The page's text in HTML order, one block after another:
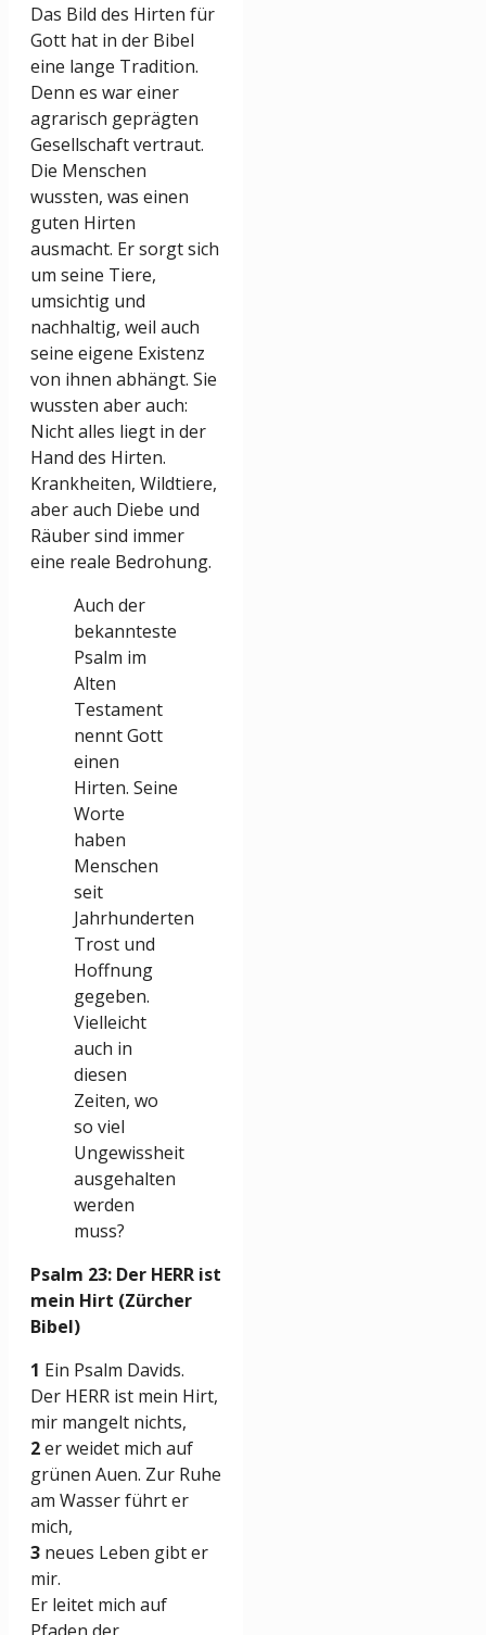
Das Bild des Hirten für
Gott hat in der Bibel
eine lange Tradition.
Denn es war einer
agrarisch geprägten
Gesellschaft vertraut.
Die Menschen
wussten, was einen
guten Hirten
ausmacht. Er sorgt sich
um seine Tiere,
umsichtig und
nachhaltig, weil auch
seine eigene Existenz
von ihnen abhängt. Sie
wussten aber auch:
Nicht alles liegt in der
Hand des Hirten.
Krankheiten, Wildtiere,
aber auch Diebe und
Räuber sind immer
eine reale Bedrohung.
Auch der
bekannteste
Psalm im
Alten
Testament
nennt Gott
einen
Hirten. Seine
Worte
haben
Menschen
seit
Jahrhunderten
Trost und
Hoffnung
gegeben.
Vielleicht
auch in
diesen
Zeiten, wo
so viel
Ungewissheit
ausgehalten
werden
muss?
Psalm 23: Der HERR ist
mein Hirt (Zürcher
Bibel)
1 Ein Psalm Davids.
Der HERR ist mein Hirt,
mir mangelt nichts,
2er weidet mich auf
grünen Auen. Zur Ruhe
am Wasser führt er
mich,
3 neues Leben gibt er
mir.
Er leitet mich auf